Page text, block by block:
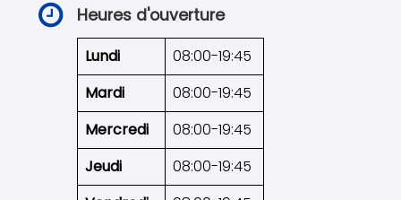
Heures d'ouverture
Lundi
08:00-19:45
Mardi
08:00-19:45
Mercredi
08:00-19:45
Jeudi
08:00-19:45